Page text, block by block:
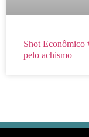
Shot Econômico
pelo achismo